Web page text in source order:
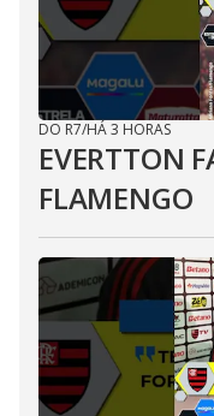
DO R7/HÁ 3 HORAS
EVERTTON
FLAMENGO